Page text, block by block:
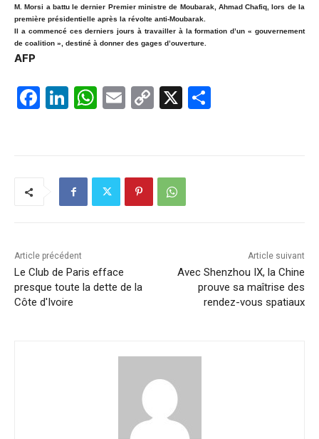
M. Morsi a battu le dernier Premier ministre de Moubarak, Ahmad Chafiq, lors de la
première présidentielle après la révolte anti-Moubarak.
Il a commencé ces derniers jours à travailler à la formation d’un « gouvernement
de coalition », destiné à donner des gages d’ouverture.
AFP
F
k
Li
dI
n
W
A
p
E
C
Li
n
X
Article précédent
Le Club de Paris efface
presque toute la dette de la
Côte d'Ivoire
Article suivant
Avec Shenzhou IX, la Chine
prouve sa maîtrise des
rendez-vous spatiaux